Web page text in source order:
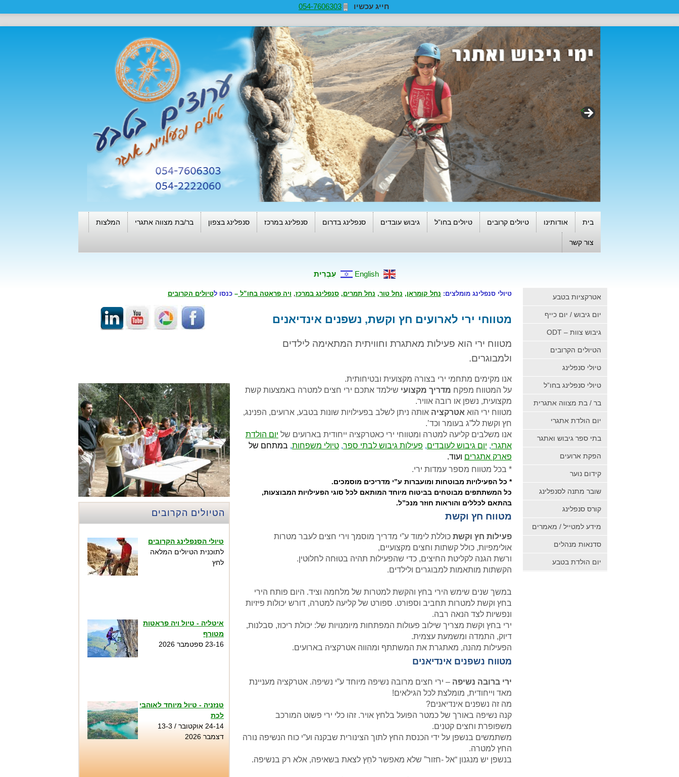
חייג עכשיו 054-7606303
>
בית אודותינו טיולים קרובים טיולים בחו”ל גיבוש עובדים סנפלינג בדרום סנפלינג במרכז סנפלינג בצפון בר/בת מצווה אתגרי המלצות
צור קשר
English עִבְרִית
טיולי סנפלינג מומלצים: נחל קומראן, נחל טור, נחל תמרים, סנפלינג במרכז, ויה פראטה בחו”ל – כנסו לטיולים הקרובים
הטיולים הקרובים
טיולי הסנפלינג הקרובים
לתוכנית הטיולים המלאה
לחץ
איטליה - טיול ויה פראטות
מטורף
23-16 ספטמבר 2026
טנזניה - טיול מיוחד לאוהבי
לכת
24-14 אוקטובר / 13-3
דצמבר 2026
מטווחי ירי לארועים חץ וקשת, נשפנים אינדיאנים
מטווח ירי הוא פעילות מאתגרת וחוויתית המתאימה לילדים
ולמבוגרים.
אנו מקימים מתחמי ירי בצורה מקצועית ובטיחותית.
על המטווח מפקח מדריך מקצועי שילמד אתכם ירי חצים למטרה באמצעות קשת
מקצועית, נשפן או רובה אוויר.
מטווח ירי הוא אטרקציה אותה ניתן לשלב בפעילויות שונות בטבע, ארועים, הפנינג,
חץ וקשת לל”ג בעומר וכד’.
אנו משלבים קליעה למטרה ומטווחי ירי כאטרקציה ייחודית בארועים של יום הולדת
אתגרי, יום גיבוש לעובדים, פעילות גיבוש לבתי ספר,טיולי משפחות, במתחם של
פארק אתגרים ועוד.
* בכל מטווח מספר עמדות ירי.
* כל הפעילויות מבוטחות ומועברות ע”י מדריכים מוסמכים.
כל המשתתפים מבוטחים בביטוח מיוחד המותאם לכל סוגי הפעילויות המבוצעות,
בהתאם לכללים והוראות חוזר מנכ”ל.
מטווח חץ וקשת
פעילות חץ וקשתכוללת לימוד ע”י מדריך מוסמך וירי חצים לעבר מטרות
אולימפיות, כולל קשתות וחצים מקצועיים,
ורשת הגנה לקליטת החיצים, כדי שהפעילוּת תהיה בטוּחה לחלוּטין.
הקשתות מותאמות למבוגרים ולילדים.
במשך שנים שימש הירי בחץ והקשת למטרות של מלחמה וציד. היום פותח הירי
בחץ וקשת למטרות תחביב וספורט. ספורט של קליעה למטרה, דורש יכולות פיזיות
ונפשיות לצד הנאה רבה.
ירי בחץ וקשת מצריך שילוב פעולות המפתחות מיומנויות של: יכולת ריכוז, סבלנות,
דיוק, התמדה ומשמעת עצמית.
הפעילות מהנה, מאתגרת את המשתתף ומהווה אטרקציה בארועים.
מטווח נשפנים אינדיאנים
ירי ברובה נשיפה – ירי חצים מרובה נשיפה מיוחד ע”י נשיפה. אטרקציה מעניינת
מאד וייחודית, מומלצת לכל הגילאים!
מה זה נשפנים אינדיאנים?
קנה נשיפה באורך של כמטר הפועל בלחץ אויר. זהו כלי ירי פשוט המורכב
משפופרת וחצים קטנים.
משתמשים בנשפן על ידי הכנסת החץ לתוך הצינורית שבקנה וע”י כוח הנשיפה נורה
החץ למטרה.
בנשפן יש מנגנון “אל -חזור” שלא מאפשר לחֵץ לצאת בשאיפה, אלא רק בנשיפה.
אטרקציות בטבע
יום גיבוש / יום כייף
גיבוש צוות – ODT
הטיולים הקרובים
טיולי סנפלינג
טיולי סנפלינג בחו”ל
בר / בת מצווה אתגרית
יום הולדת אתגרי
בתי ספר גיבוש ואתגר
הפקת ארועים
קידום נוער
שובר מתנה לסנפלינג
קורס סנפלינג
מידע למטייל / מאמרים
סדנאות מנהלים
יום הולדת בטבע